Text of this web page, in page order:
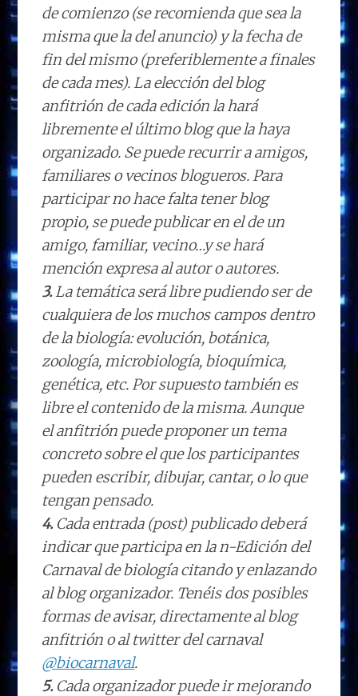
de comienzo (se recomienda que sea la
misma que la del anuncio) y la fecha de
fin del mismo (preferiblemente a finales
de cada mes). La elección del blog
anfitrión de cada edición la hará
libremente el último blog que la haya
organizado. Se puede recurrir a amigos,
familiares o vecinos blogueros. Para
participar no hace falta tener blog
propio, se puede publicar en el de un
amigo, familiar, vecino…y se hará
mención expresa al autor o autores.
3.La temática será libre pudiendo ser de
cualquiera de los muchos campos dentro
de la biología: evolución, botánica,
zoología, microbiología, bioquímica,
genética, etc. Por supuesto también es
libre el contenido de la misma. Aunque
el anfitrión puede proponer un tema
concreto sobre el que los participantes
pueden escribir, dibujar, cantar, o lo que
tengan pensado.
4.Cada entrada (post) publicado deberá
indicar que participa en la n-Edición del
Carnaval de biología citando y enlazando
al blog organizador. Tenéis dos posibles
formas de avisar, directamente al blog
anfitrión o al twitter del carnaval
@biocarnaval.
5.Cada organizador puede ir mejorando